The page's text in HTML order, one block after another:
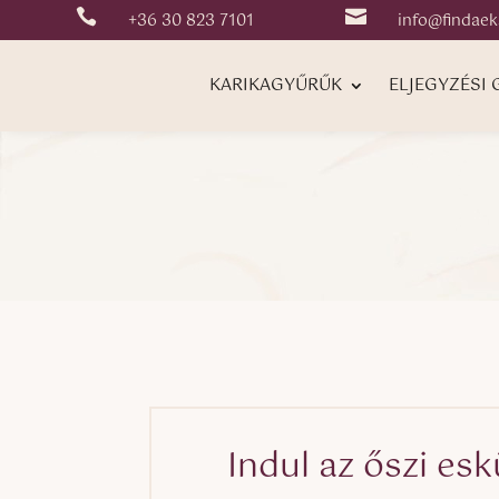
 +36 30 823 7101 
KARIKAGYŰRŰK ELJEGYZÉSI
Indul az őszi